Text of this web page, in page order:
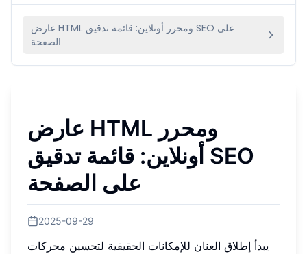
عارض HTML ومحرر أونلاين: قائمة تدقيق SEO على
الصفحة
عارض HTML ومحرر
أونلاين: قائمة تدقيق SEO
على الصفحة
2025-09-29
يبدأ إطلاق العنان للإمكانات الحقيقية لتحسين محركات